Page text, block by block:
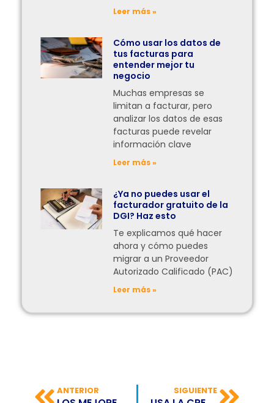
Leer más »
Cómo usar los datos de
tus facturas para
entender mejor tu
negocio
Muchas empresas se
limitan a facturar, pero
analizar los datos de esas
facturas puede revelar
información clave
Leer más »
¿Ya no puedes usar el
facturador gratuito de la
DGI? Haz esto
Te explicamos qué hacer
ahora y cómo puedes
migrar a un Proveedor
Autorizado Calificado (PAC)
Leer más »
ANTERIOR SIGUIENTE